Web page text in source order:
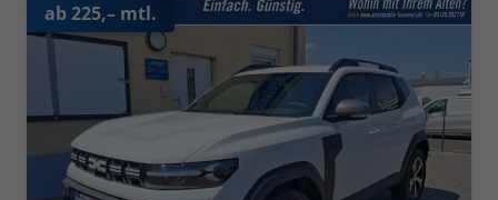
ab 225,– mtl.